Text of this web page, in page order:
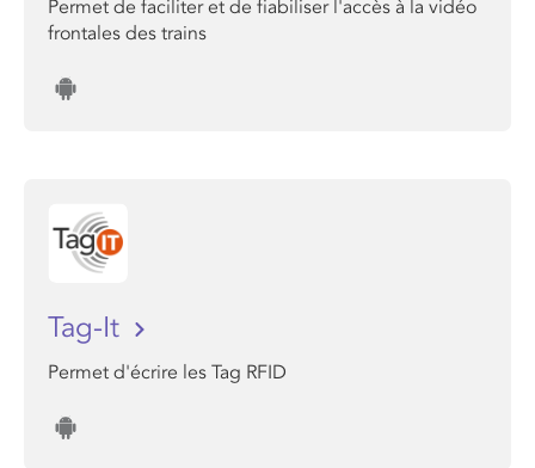
Permet de faciliter et de fiabiliser l'accès à la vidéo
frontales des trains
Tag-It
Permet d'écrire les Tag RFID